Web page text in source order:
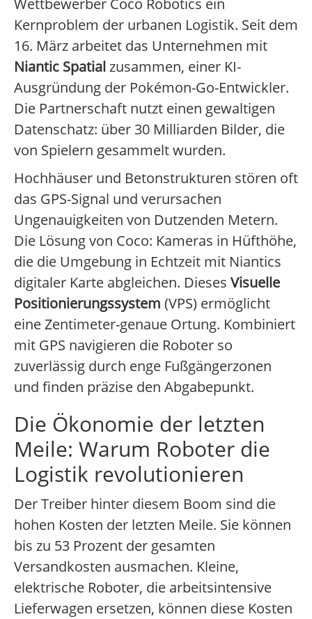
Wettbewerber Coco Robotics ein
Kernproblem der urbanen Logistik. Seit dem
16. März arbeitet das Unternehmen mit
Niantic Spatialzusammen, einer KI-
Ausgründung der Pokémon-Go-Entwickler.
Die Partnerschaft nutzt einen gewaltigen
Datenschatz: über 30 Milliarden Bilder, die
von Spielern gesammelt wurden.
Hochhäuser und Betonstrukturen stören oft
das GPS-Signal und verursachen
Ungenauigkeiten von Dutzenden Metern.
Die Lösung von Coco: Kameras in Hüfthöhe,
die die Umgebung in Echtzeit mit Niantics
digitaler Karte abgleichen. Dieses Visuelle
Positionierungssystem (VPS) ermöglicht
eine Zentimeter-genaue Ortung. Kombiniert
mit GPS navigieren die Roboter so
zuverlässig durch enge Fußgängerzonen
und finden präzise den Abgabepunkt.
Die Ökonomie der letzten
Meile: Warum Roboter die
Logistik revolutionieren
Der Treiber hinter diesem Boom sind die
hohen Kosten der letzten Meile. Sie können
bis zu 53 Prozent der gesamten
Versandkosten ausmachen. Kleine,
elektrische Roboter, die arbeitsintensive
Lieferwagen ersetzen, können diese Kosten